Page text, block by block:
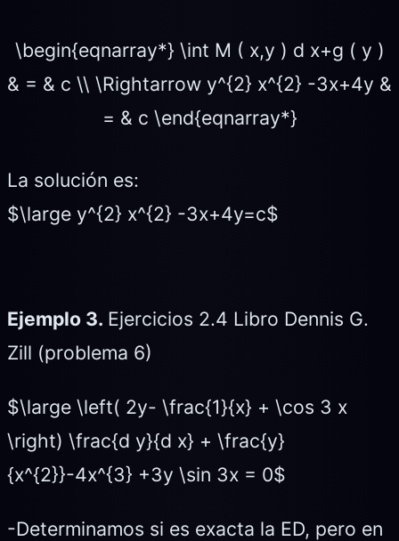
\begin{eqnarray*} \int M ( x,y ) d x+g ( y )
& = & c \\ \Rightarrow y^{2} x^{2} -3x+4y &
= & c \end{eqnarray*}
La solución es:
$\large y^{2} x^{2} -3x+4y=c$
Ejemplo 3. Ejercicios 2.4 Libro Dennis G.
Zill (problema 6)
$\large \left( 2y- \frac{1}{x} + \cos 3 x
\right) \frac{d y}{d x} + \frac{y}
{x^{2}}-4x^{3} +3y \sin 3x = 0$
-Determinamos si es exacta la ED, pero en